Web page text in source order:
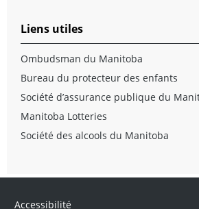
Liens utiles
Ombudsman du Manitoba
Bureau du protecteur des enfants
Société d’assurance publique du
Manitoba Lotteries
Société des alcools du Manitoba
Accessibilité